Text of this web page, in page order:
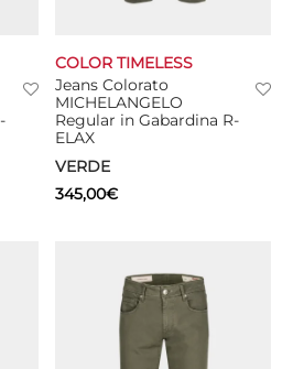
Jeans Colorato
MICHELANGELO
Regular in Gabardina R-
ELAX
VERDE
COLOR TIMELESS
345,00€